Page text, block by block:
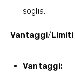
soglia.
Vantaggi/Limiti
Vantaggi: